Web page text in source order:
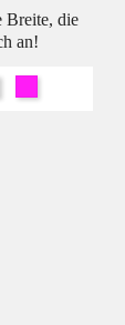
Breite, die
an!